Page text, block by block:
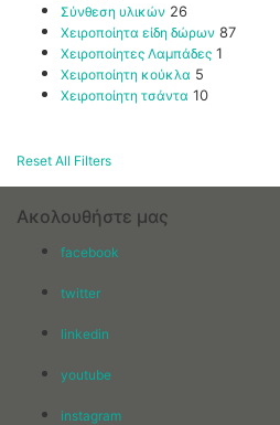
Σύνθεση υλικών 26
Χειροποίητα είδη δώρων 87
Χειροποίητες Λαμπάδες 1
Χειροποίητη κούκλα 5
Χειροποίητη τσάντα 10
Reset All Filters
Ακολουθήστε μας
facebook
twitter
linkedin
youtube
instagram